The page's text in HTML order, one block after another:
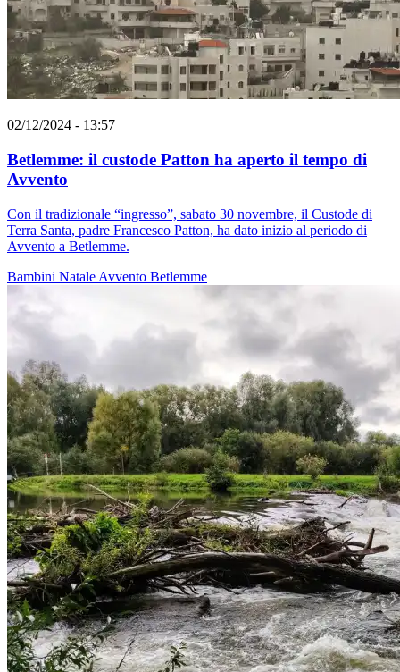
02/12/2024 - 13:57
Betlemme: il custode Patton ha aperto il tempo di
Avvento
Con il tradizionale “ingresso”, sabato 30 novembre, il Custode di
Terra Santa, padre Francesco Patton, ha dato inizio al periodo di
Avvento a Betlemme.
Bambini Natale Avvento Betlemme